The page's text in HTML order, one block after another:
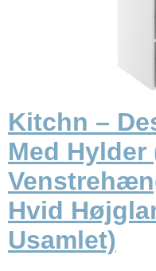
Kitchn –
Med Hylder
Hvid
Usamlet)